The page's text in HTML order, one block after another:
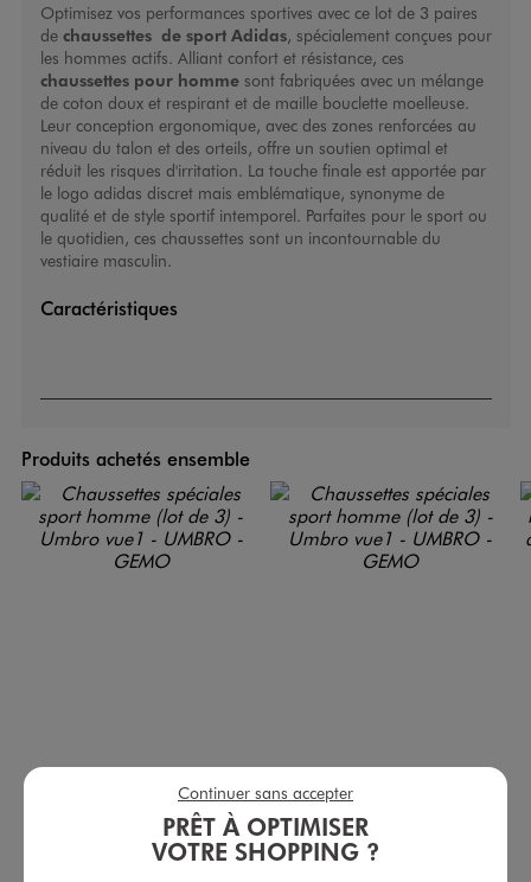
Optimisez vos performances sportives avec ce lot de 3 paires
de chaussettes de sport Adidas, spécialement conçues pour
les hommes actifs. Alliant confort et résistance, ces
chaussettes pour hommesont fabriquées avec un mélange
de coton doux et respirant et de maille bouclette moelleuse.
Leur conception ergonomique, avec des zones renforcées au
niveau du talon et des orteils, offre un soutien optimal et
réduit les risques d'irritation. La touche finale est apportée par
le logo adidas discret mais emblématique, synonyme de
qualité et de style sportif intemporel. Parfaites pour le sport ou
le quotidien, ces chaussettes sont un incontournable du
vestiaire masculin.
Caractéristiques
Produits achetés ensemble
Chaussettes spéciales sport homme (lot de 3) - Umbro
8,99 €
Chaussettes spéciales sport homme (lot de 3) - Umbro
8,99 €
PRÊT À OPTIMISER
VOTRE SHOPPING ?
Continuer sans accepter